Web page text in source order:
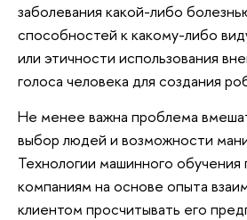
заболевания какой-либо
способностей к какому-либо
или этичности использования
голоса человека для создания
Не менее важна проблема
выбор людей и возможности
Технологии машинного обучения
компаниям на основе опыта
клиентом просчитывать его